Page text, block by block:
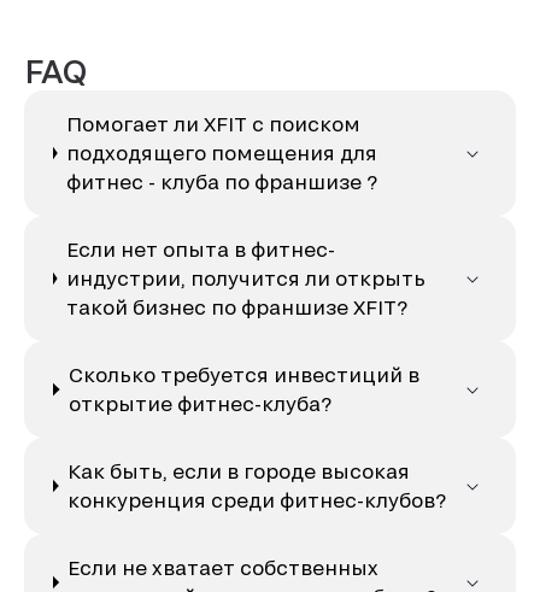
FAQ
Помогает ли XFIT с поиском
подходящего помещения для
фитнес - клуба по франшизе ?
Если нет опыта в фитнес-
индустрии, получится ли открыть
такой бизнес по франшизе XFIT?
Сколько требуется инвестиций в
открытие фитнес-клуба?
Как быть, если в городе высокая
конкуренция среди фитнес-клубов?
Если не хватает собственных